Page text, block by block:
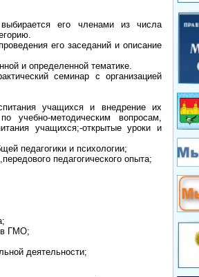
его членами из числа
его заседаний и описание
и определенной тематике.
семинар с организацией
учащихся и внедрение их
учебно-методическим вопросам,
учащихся;-открытые уроки и
педагогики и психологии;
педагогического опыта;
в ГМО;
деятельности;